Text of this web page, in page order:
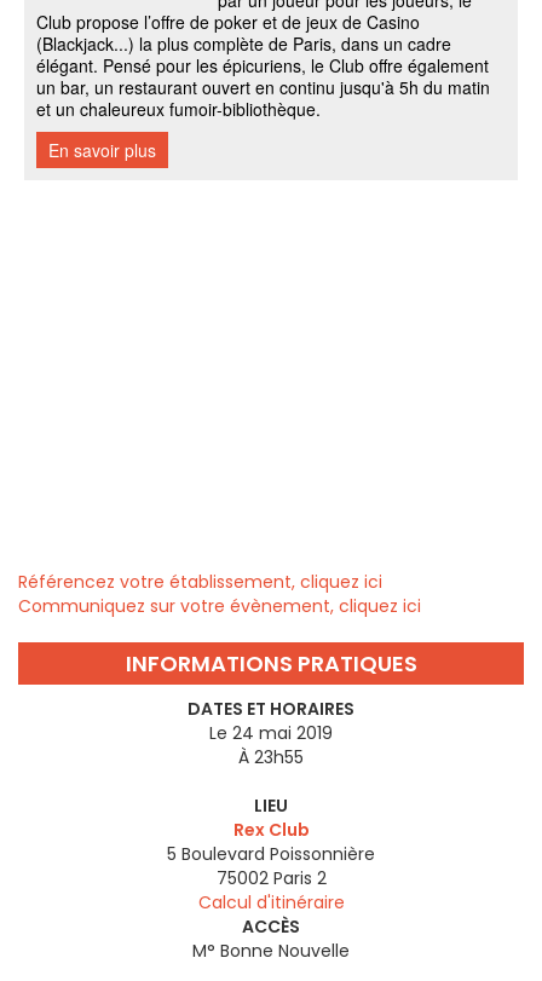
Référencez votre établissement, cliquez ici
Communiquez sur votre évènement, cliquez ici
INFORMATIONS PRATIQUES
DATES ET HORAIRES
Le 24 mai 2019
À 23h55
LIEU
Rex Club
5 Boulevard Poissonnière
75002 Paris 2
Calcul d'itinéraire
ACCÈS
M° Bonne Nouvelle